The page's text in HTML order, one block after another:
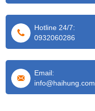
Hotline 24/7:
0932060286
Email:
info@haihung.com